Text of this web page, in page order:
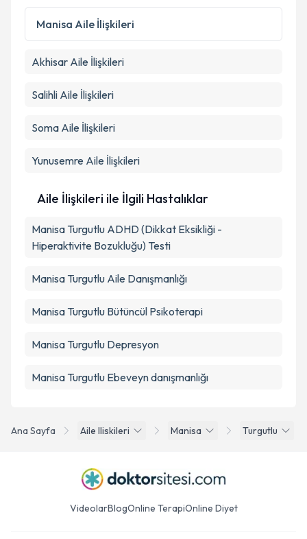
kapsamda işlenmesini kabul ediyorum.
Ana Sayfa Aile Iliskileri Manisa Turgutlu
Manisa Aile İlişkileri
Akhisar Aile İlişkileri
Salihli Aile İlişkileri
Soma Aile İlişkileri
Yunusemre Aile İlişkileri
Aile İlişkileri ile İlgili Hastalıklar
Manisa Turgutlu ADHD (Dikkat Eksikliği -
Hiperaktivite Bozukluğu) Testi
Manisa Turgutlu Aile Danışmanlığı
Manisa Turgutlu Bütüncül Psikoterapi
Manisa Turgutlu Depresyon
Manisa Turgutlu Ebeveyn danışmanlığı
VideolarBlogOnline TerapiOnline Diyet